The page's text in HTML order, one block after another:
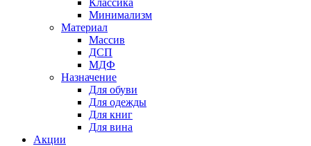
Классика
Минимализм
Материал
Массив
ДСП
МДФ
Назначение
Для обуви
Для одежды
Для книг
Для вина
Акции